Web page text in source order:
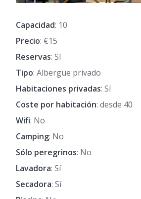
Capacidad: 10
Precio: €15
Reservas: Sí
Tipo: Albergue privado
Habitaciones privadas: Sí
Coste por habitación: desde 40
Wifi: No
Camping: No
Sólo peregrinos: No
Lavadora: Sí
Secadora: Sí